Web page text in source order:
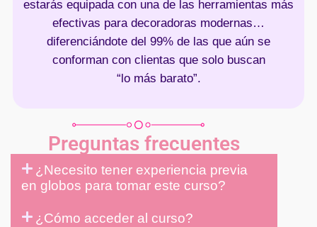
estarás equipada con una de las herramientas más
efectivas para decoradoras modernas…
diferenciándote del 99% de las que aún se
conforman con clientas que solo buscan
“lo más barato”.
Preguntas frecuentes
¿Necesito tener experiencia previa
en globos para tomar este curso?
¿Cómo acceder al curso?